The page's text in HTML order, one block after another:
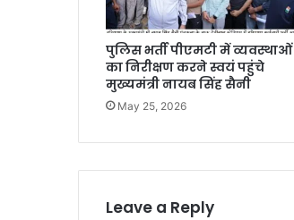
पुलिस भर्ती पीएमटी में व्यवस्थाओं
का निरीक्षण करने स्वयं पहुंचे
मुख्यमंत्री नायब सिंह सैनी
May 25, 2026
Leave a Reply